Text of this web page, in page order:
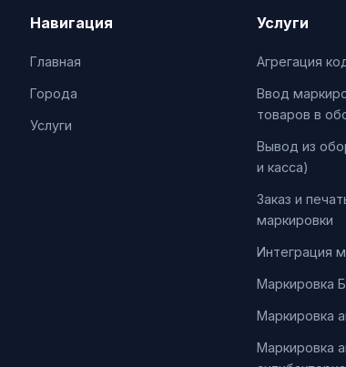
Навигация
Главная
Города
Услуги
Услуги
Агрегация
Ввод
товаров в
Вывод из
и касса)
Заказ и
маркировки
Интеграция
Маркировка
Маркировка
Маркировка